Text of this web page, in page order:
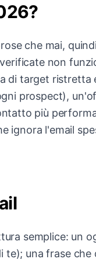
che mai,
non
di target ristretta
prospect),
più
ignora l'email
semplice: un
una frase che